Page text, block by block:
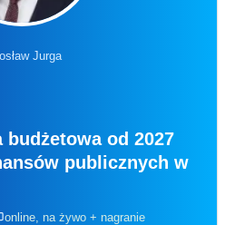
Jurga
od 2027
publicznych w
online, na żywo + nagranie